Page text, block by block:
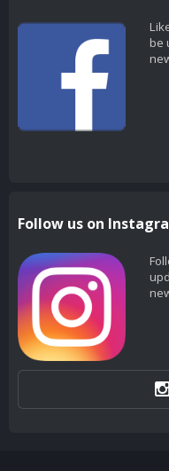
be
Follow us on